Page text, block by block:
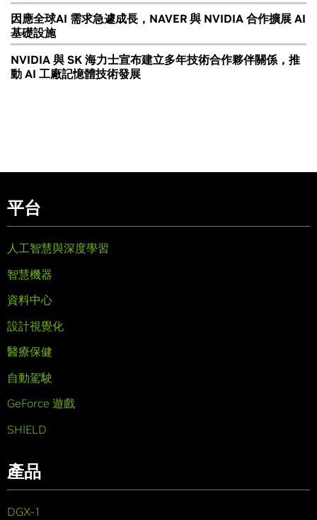
因應全球AI 需求急遽成長，NAVER 與 NVIDIA 合作擴展 AI
基礎設施
NVIDIA 與 SK 海力士宣布建立多年技術合作夥伴關係，推
動 AI 工廠記憶體技術發展
平台
人工智慧與深度學習
智慧機器
資料中心
設計視覺化
醫療保健
自動駕駛
GeForce 遊戲
SHIELD
產品
DGX-1